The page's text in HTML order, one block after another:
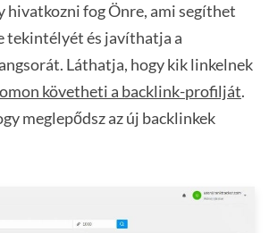
hivatkozni fog Önre, ami segíthet
tekintélyét és javíthatja a
Láthatja, hogy kik linkelnek
követheti a backlink-profilját.
meglepődsz az új backlinkek